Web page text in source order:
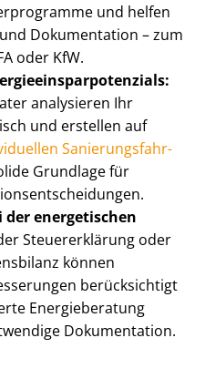
und helfen
Dokumentation – zum
oder KfW.
analysieren Ihr
und erstellen auf
Sa­nie­rungs­fahr­
Grundlage für
energetischen
Steuererklärung oder
können
berücksichtigt
Energieberatung
Dokumentation.